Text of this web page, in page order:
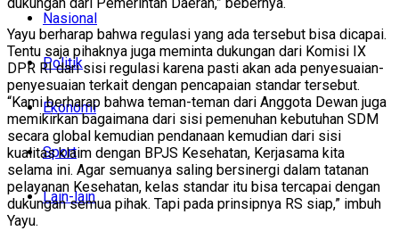
Nasional
Politik
Ekonomi
Sport
Lain-lain
Yayu berharap bahwa regulasi yang ada tersebut bisa dicapai.
Tentu saja pihaknya juga meminta dukungan dari Komisi IX
DPR RI dari sisi regulasi karena pasti akan ada penyesuaian-
penyesuaian terkait dengan pencapaian standar tersebut.
“Kami berharap bahwa teman-teman dari Anggota Dewan juga
memikirkan bagaimana dari sisi pemenuhan kebutuhan SDM
secara global kemudian pendanaan kemudian dari sisi
kualitas klaim dengan BPJS Kesehatan, Kerjasama kita
selama ini. Agar semuanya saling bersinergi dalam tatanan
pelayanan Kesehatan, kelas standar itu bisa tercapai dengan
dukungan semua pihak. Tapi pada prinsipnya RS siap,” imbuh
Yayu.